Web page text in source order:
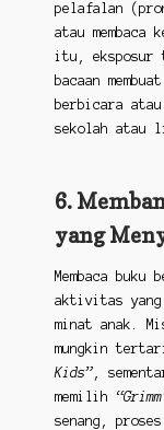
pelafalan
atau
itu, eksposur
bacaan
berbicara
sekolah atau
6.
yang
Membaca
aktivitas yang
minat anak.
mungkin
Kids”,
memilih
senang,